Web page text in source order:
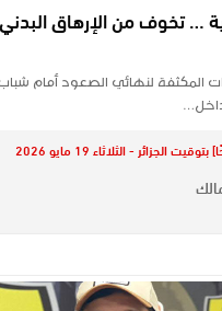
… تخوف من الإرهاق
المكثفة لنهائي الصعود أمام